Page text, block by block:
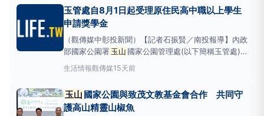
達該登山民眾跌落之地點，經呼喊後仍有回應，於確認
位置
玉管處自8月1日起受理原住民高中職以上學生
申請獎學金
（觀傳媒中彰投新聞）【記者石振賢／南投報導】內政
部國家公園署玉山 國家公園管理處(以下簡稱玉管處)
自115年8月1日至8月31日止,受理轄區及周邊區域之高
中職以上暨大專院校及研究所學生申請獎學金,歡迎符
合學業、
生活情報觀傳媒15天前
玉山 國家公園與致茂文教基金會合作 共同守
護高山精靈山椒魚